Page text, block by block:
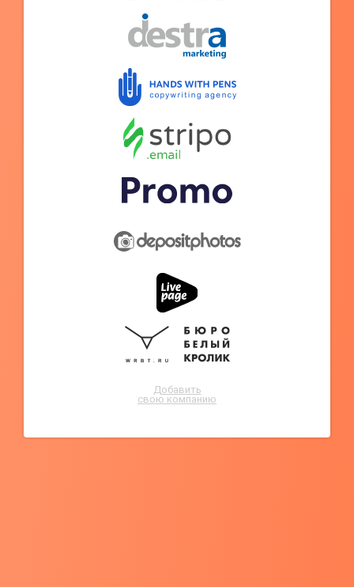
Добавить
свою компанию